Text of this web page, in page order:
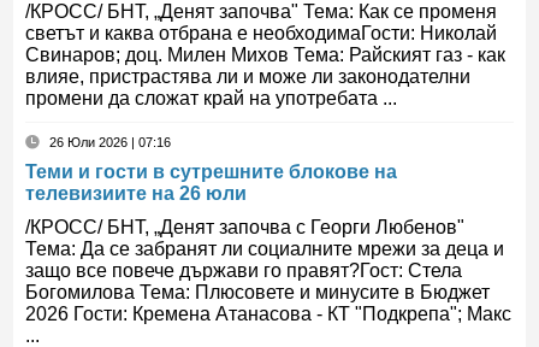
/КРОСС/ БНТ, „Денят започва" Тема: Как се променя
светът и каква отбрана е необходимаГости: Николай
Свинаров; доц. Милен Михов Тема: Райският газ - как
влияе, пристрастява ли и може ли законодателни
промени да сложат край на употребата ...
26 Юли 2026 | 07:16
Теми и гости в сутрешните блокове на
телевизиите на 26 юли
/КРОСС/ БНТ, „Денят започва с Георги Любенов"
Тема: Да се забранят ли социалните мрежи за деца и
защо все повече държави го правят?Гост: Стела
Богомилова Тема: Плюсовете и минусите в Бюджет
2026 Гости: Кремена Атанасова - КТ "Подкрепа"; Макс
...